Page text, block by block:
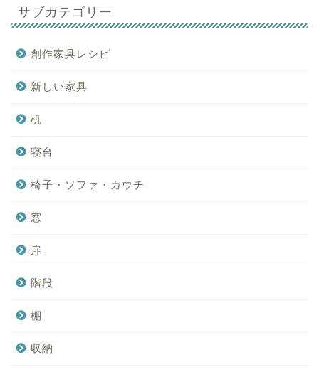
サブカテゴリー
創作家具レシピ
新しい家具
机
寝台
椅子・ソファ・カウチ
窓
扉
階段
棚
収納